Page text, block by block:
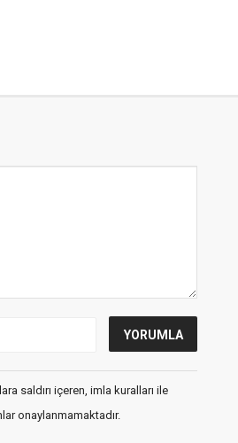
saldırı içeren, imla kuralları ile
onaylanmamaktadır.